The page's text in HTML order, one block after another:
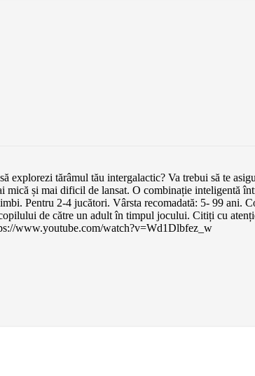
tărâmul tău intergalactic? Va trebui să te
și mai dificil de lansat. O combinație inteligentă
Pentru 2-4 jucători. Vârsta recomadată: 5- 99 ani.
de către un adult în timpul jocului. Citiți cu
www.youtube.com/watch?v=Wd1Dlbfez_w